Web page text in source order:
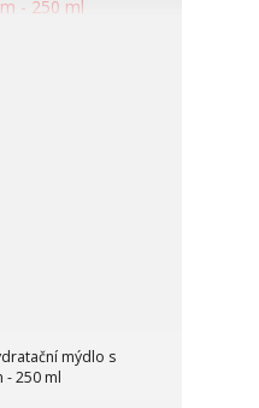
mýdlo s
- 250 ml